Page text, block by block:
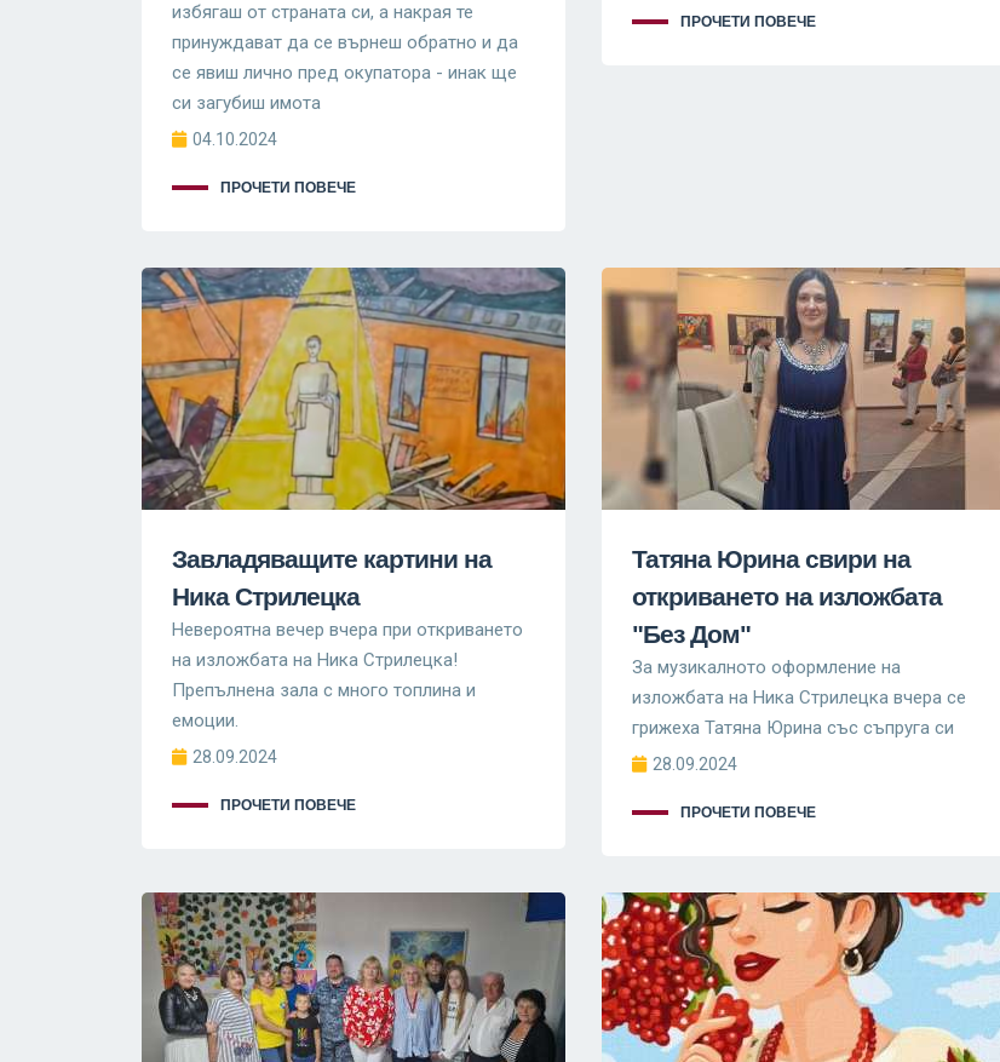
избягаш от страната си, а накрая те
принуждават да се върнеш обратно и да
се явиш лично пред окупатора - инак ще
си загубиш имота
04.10.2024
ПРОЧЕТИ ПОВЕЧЕ
ПРОЧЕТИ ПОВЕЧЕ
Завладяващите картини на
Ника Стрилецка
Невероятна вечер вчера при откриването
на изложбата на Ника Стрилецка!
Препълнена зала с много топлина и
емоции.
28.09.2024
ПРОЧЕТИ ПОВЕЧЕ
Татяна Юрина свири на
откриването на изложбата
"Без Дом"
За музикалното оформление на
изложбата на Ника Стрилецка вчера се
грижеха Татяна Юрина със съпруга си
28.09.2024
ПРОЧЕТИ ПОВЕЧЕ